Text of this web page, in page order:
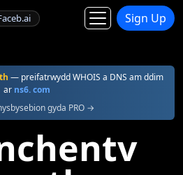
Sign Up
— preifatrwydd WHOIS a DNS am ddim
ar ns6. com
gyda PRO →